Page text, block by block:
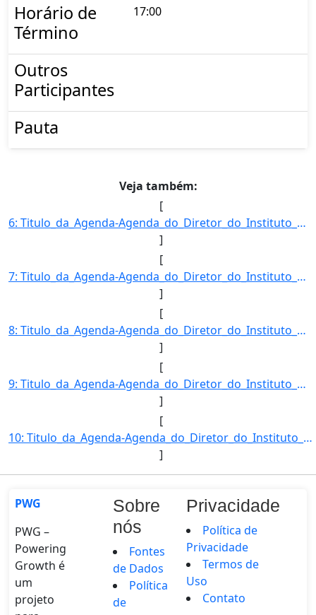
Horário de
Término
17:00
Outros
Participantes
Pauta
Veja também:
[
6: Titulo_da_Agenda-Agenda_do_Diretor_do_Instituto_Nacional_de_Meteorologia-Descricao_da_Agenda-FRANCIS]
]
[
7: Titulo_da_Agenda-Agenda_do_Diretor_do_Instituto_Nacional_de_Meteorologia-Descricao_da_Agenda-FRANCIS]
]
[
8: Titulo_da_Agenda-Agenda_do_Diretor_do_Instituto_Nacional_de_Meteorologia-Descricao_da_Agenda-FRANCIS]
]
[
9: Titulo_da_Agenda-Agenda_do_Diretor_do_Instituto_Nacional_de_Meteorologia-Descricao_da_Agenda-FRANCIS]
]
[
10: Titulo_da_Agenda-Agenda_do_Diretor_do_Instituto_Nacional_de_Meteorologia-Descricao_da_Agenda-FRANCIS]
]
PWG
PWG –
Powering
Growth é
um
projeto
Sobre
nós
Fontes
de Dados
Política
de
Privacidade
Política de
Privacidade
Termos de
Uso
Contato